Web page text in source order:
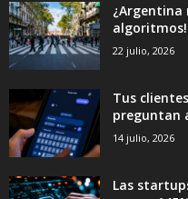
¿Argentina
algoritmos!
22 julio, 2026
Tus
preguntan
14 julio, 2026
Las